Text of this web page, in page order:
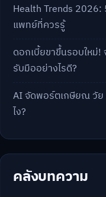
Health Trends 2026:
แพทย์ที่ควรรู้
ดอกเบี้ยขาขึ้นรอบใหม่
รับมืออย่างไรดี?
AI จัดพอร์ตเกษียณ วัย
ไง?
คลังบทความ